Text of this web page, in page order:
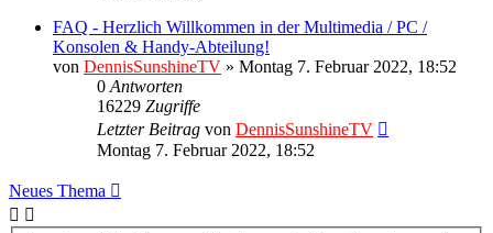
FAQ - Herzlich Willkommen in der Multimedia / PC /
Konsolen & Handy-Abteilung!
von DennisSunshineTV » Montag 7. Februar 2022, 18:52
0 Antworten
16229 Zugriffe
Letzter Beitrag von DennisSunshineTV
Montag 7. Februar 2022, 18:52
Neues Thema